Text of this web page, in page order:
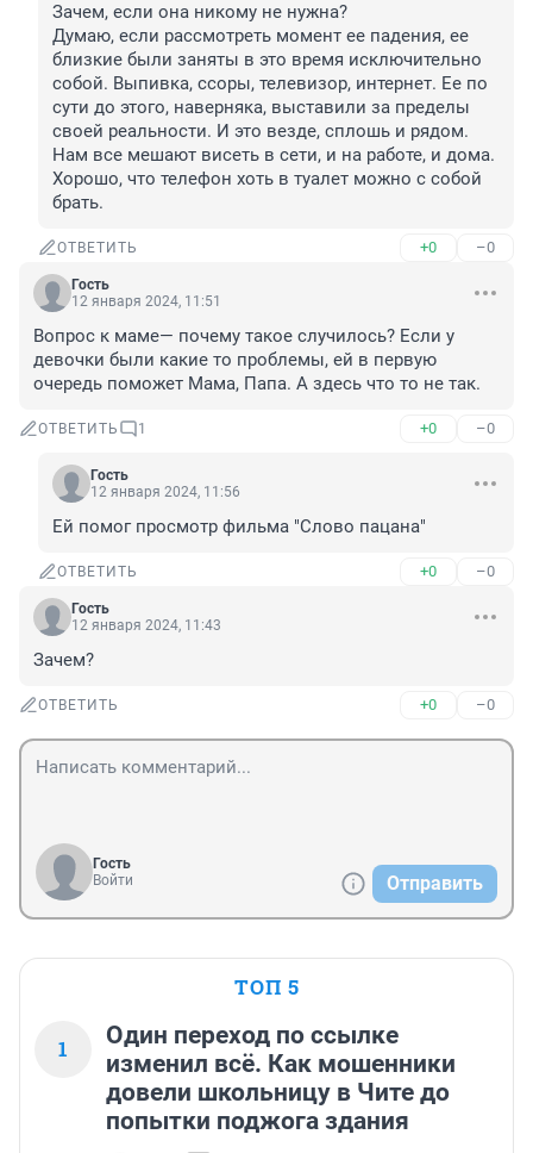
Зачем, если она никому не нужна?
Думаю, если рассмотреть момент ее падения, ее
близкие были заняты в это время исключительно
собой. Выпивка, ссоры, телевизор, интернет. Ее по
сути до этого, наверняка, выставили за пределы
своей реальности. И это везде, сплошь и рядом.
Нам все мешают висеть в сети, и на работе, и дома.
Хорошо, что телефон хоть в туалет можно с собой
брать.
ОТВЕТИТЬ +0 –0
Гость
12 января 2024, 11:51
Вопрос к маме— почему такое случилось? Если у
девочки были какие то проблемы, ей в первую
очередь поможет Мама, Папа. А здесь что то не так.
ОТВЕТИТЬ 1 +0 –0
Гость
12 января 2024, 11:56
Ей помог просмотр фильма "Слово пацана"
ОТВЕТИТЬ +0 –0
Гость
12 января 2024, 11:43
Зачем?
ОТВЕТИТЬ +0 –0
Гость
Войти
Отправить
ТОП 5
1
Один переход по ссылке
изменил всё. Как мошенники
довели школьницу в Чите до
попытки поджога здания